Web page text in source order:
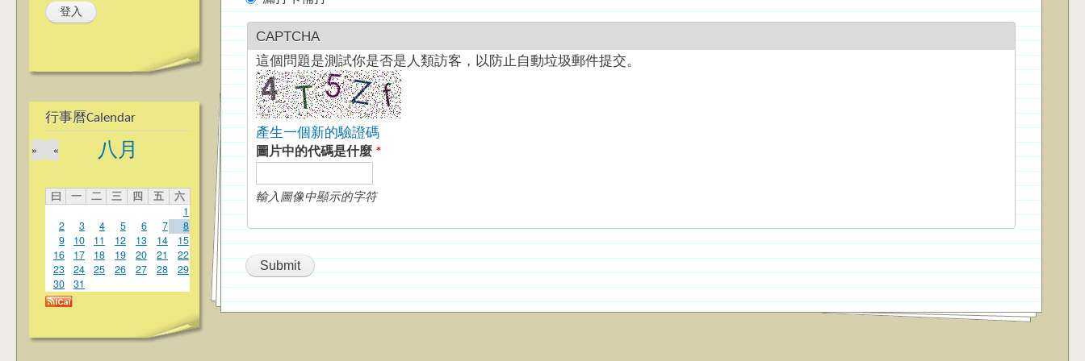
行事曆Calendar
八月
«
»
曰 一 二 三 四 五
六
1
2
3 4 5 6 7
8
9
10 11 12 13 14
15
16
17 18 19 20 21
22
23
24 25 26 27 28
29
30
31
CAPTCHA
這個問題是測試你是否是人類訪客，以防止自動垃圾郵件提交。
產生一個新的驗證碼
圖片中的代碼是什麼 *
輸入圖像中顯示的字符